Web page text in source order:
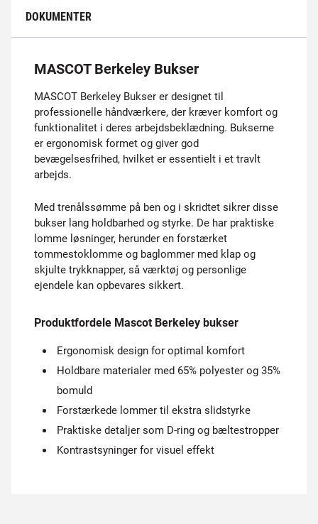
DOKUMENTER
MASCOT Berkeley Bukser
MASCOT Berkeley Bukser er designet til
professionelle håndværkere, der kræver komfort og
funktionalitet i deres arbejdsbeklædning. Bukserne
er ergonomisk formet og giver god
bevægelsesfrihed, hvilket er essentielt i et travlt
arbejds.
Med trenålssømme på ben og i skridtet sikrer disse
bukser lang holdbarhed og styrke. De har praktiske
lomme løsninger, herunder en forstærket
tommestoklomme og baglommer med klap og
skjulte trykknapper, så værktøj og personlige
ejendele kan opbevares sikkert.
Produktfordele Mascot Berkeley bukser
Ergonomisk design for optimal komfort
Holdbare materialer med 65% polyester og 35%
bomuld
Forstærkede lommer til ekstra slidstyrke
Praktiske detaljer som D-ring og bæltestropper
Kontrastsyninger for visuel effekt